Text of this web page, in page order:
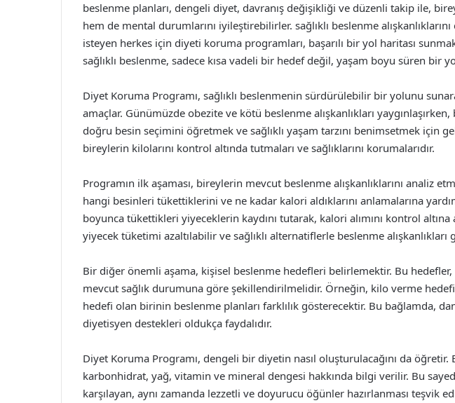
beslenme planları, dengeli diyet, davranış değişikliği ve düzenli takip ile,
hem de mental durumlarını iyileştirebilirler. sağlıklı beslenme
isteyen herkes için diyeti koruma programları, başarılı bir yol haritası
sağlıklı beslenme, sadece kısa vadeli bir hedef değil, yaşam boyu süren bir
Diyet Koruma Programı, sağlıklı beslenmenin sürdürülebilir bir yolunu
amaçlar. Günümüzde obezite ve kötü beslenme alışkanlıkları
doğru besin seçimini öğretmek ve sağlıklı yaşam tarzını benimsetmek için
bireylerin kilolarını kontrol altında tutmaları ve sağlıklarını korumalarıdır.
Programın ilk aşaması, bireylerin mevcut beslenme alışkanlıklarını analiz
hangi besinleri tükettiklerini ve ne kadar kalori aldıklarını anlamalarına
boyunca tükettikleri yiyeceklerin kaydını tutarak, kalori alımını kontrol altına
yiyecek tüketimi azaltılabilir ve sağlıklı alternatiflerle beslenme alışkanlıkları
Bir diğer önemli aşama, kişisel beslenme hedefleri belirlemektir. Bu
mevcut sağlık durumuna göre şekillendirilmelidir. Örneğin, kilo verme
hedefi olan birinin beslenme planları farklılık gösterecektir. Bu bağlamda,
diyetisyen destekleri oldukça faydalıdır.
Diyet Koruma Programı, dengeli bir diyetin nasıl oluşturulacağını da
karbonhidrat, yağ, vitamin ve mineral dengesi hakkında bilgi verilir. Bu
karşılayan, aynı zamanda lezzetli ve doyurucu öğünler hazırlanması teşvik